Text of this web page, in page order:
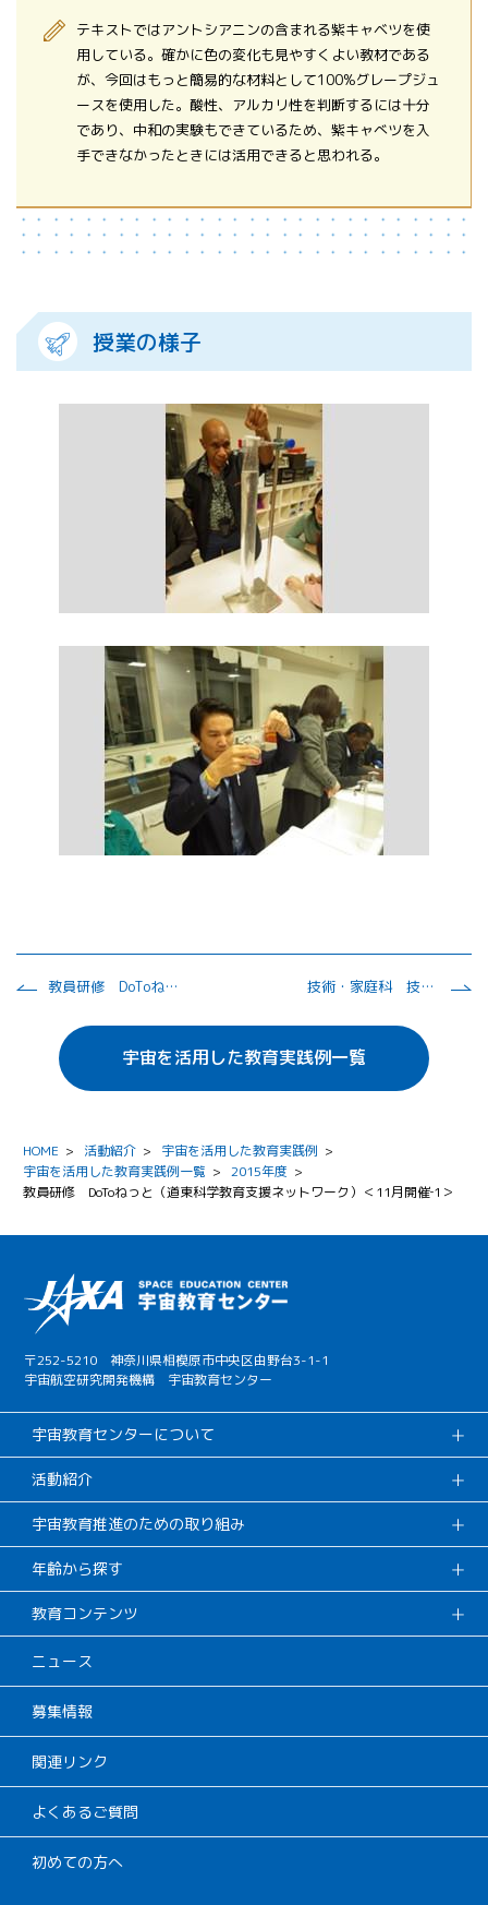
テキストではアントシアニンの含まれる紫キャベツを使
用している。確かに色の変化も見やすくよい教材である
が、今回はもっと簡易的な材料として100%グレープジュ
ースを使用した。酸性、アルカリ性を判断するには十分
であり、中和の実験もできているため、紫キャべツを入
手できなかったときには活用できると思われる。
授業の様子
教員研修 DoToねっと（道東科学教育支援ネットワーク）＜11月開催-2＞ 技術・家庭科 技術分野 「プログラムによる計測・制御」
宇宙を活用した教育実践例一覧
HOME > 活動紹介 > 宇宙を活用した教育実践例 >
宇宙を活用した教育実践例一覧 > 2015年度 >
教員研修 DoToねっと（道東科学教育支援ネットワーク）＜11月開催‐1＞
〒252-5210 神奈川県相模原市中央区由野台3-1-1
宇宙航空研究開発機構 宇宙教育センター
宇宙教育センターについて
活動紹介
宇宙教育推進のための取り組み
年齢から探す
教育コンテンツ
ニュース
募集情報
関連リンク
よくあるご質問
初めての方へ